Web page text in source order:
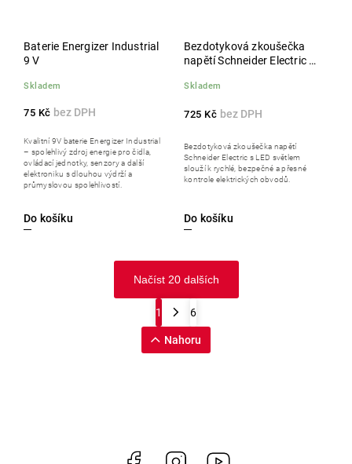
Baterie Energizer Industrial
9 V
Skladem
75 Kč
Do košíku
Kvalitní 9V baterie Energizer Industrial
– spolehlivý zdroj energie pro čidla,
ovládací jednotky, senzory a další
elektroniku s dlouhou výdrží a
průmyslovou spolehlivostí.
Bezdotyková zkoušečka
napětí Schneider Electric s
Skladem
725 Kč
Do košíku
Bezdotyková zkoušečka napětí
Schneider Electric s LED světlem
slouží k rychlé, bezpečné a přesné
kontrole elektrických obvodů.
Načíst 20 dalších
1 6
Nahoru
Facebook Instagram